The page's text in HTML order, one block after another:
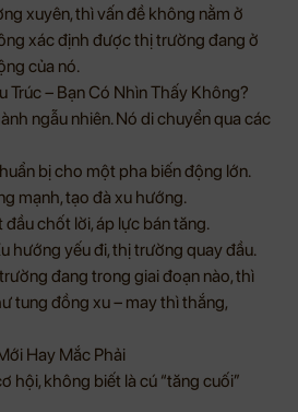
xuyên, thì vấn đề không nằm ở
xác định được thị trường đang ở
của nó.
Trúc – Bạn Có Nhìn Thấy Không?
ngẫu nhiên. Nó di chuyển qua các
bị cho một pha biến động lớn.
mạnh, tạo đà xu hướng.
đầu chốt lời, áp lực bán tăng.
hướng yếu đi, thị trường quay đầu.
đang trong giai đoạn nào, thì
tung đồng xu – may thì thắng,
Hay Mắc Phải
hội, không biết là cú “tăng cuối”